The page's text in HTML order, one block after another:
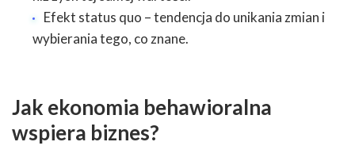
Efekt status quo – tendencja do unikania zmian i
wybierania tego, co znane.
Jak ekonomia behawioralna
wspiera biznes?